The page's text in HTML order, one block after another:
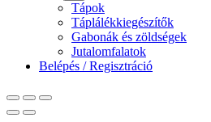
Tápok
Táplálékkiegészítők
Gabonák és zöldségek
Jutalomfalatok
Belépés / Regisztráció